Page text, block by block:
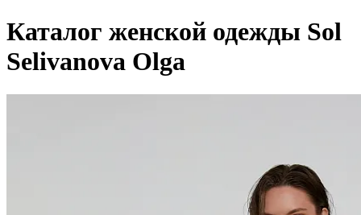
Каталог женской одежды Sol
Selivanova Olga